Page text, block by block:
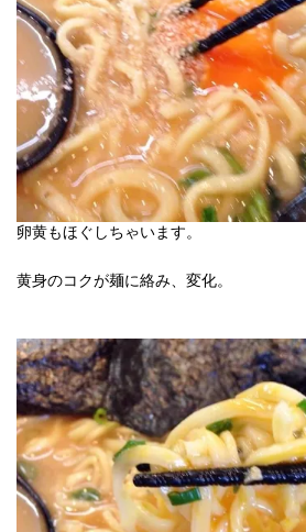
卵黄もほぐしちゃいます。
黄身のコクが麺に絡み、変化。